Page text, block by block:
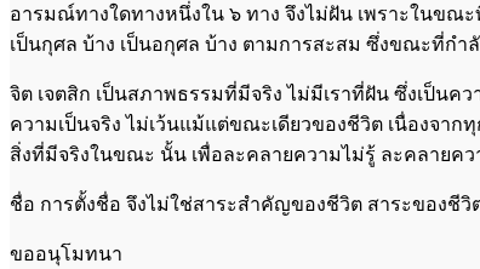
อารมณ์ทางใดทางหนึ่งใน ๖ ทาง จึงไม่ฝัน เพราะในขณ
เป็นกุศล บ้าง เป็นอกุศล บ้าง ตามการสะสม ซึ่งขณะที่ก
จิต เจตสิก เป็นสภาพธรรมที่มีจริง ไม่มีเราที่ฝัน ซึ่งเป็นค
ความเป็นจริง ไม่เว้นแม้แต่ขณะเดียวของชีวิต เนื่องจา
สิ่งที่มีจริงในขณะ นั้น เพื่อละคลายความไม่รู้ ละคลายค
ชื่อ การตั้งชื่อ จึงไม่ใช่สาระสำคัญของชีวิต สาระของชี
ขออนุโมทนา